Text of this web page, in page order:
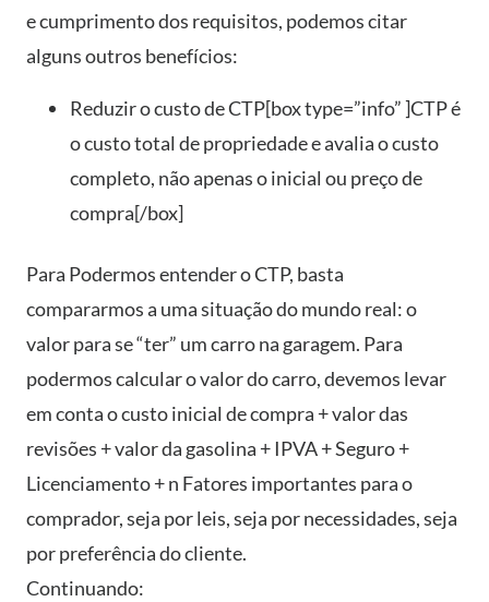
e cumprimento dos requisitos, podemos citar
alguns outros benefícios:
Reduzir o custo de CTP[box type=”info” ]CTP é
o custo total de propriedade e avalia o custo
completo, não apenas o inicial ou preço de
compra[/box]
Para Podermos entender o CTP, basta
compararmos a uma situação do mundo real: o
valor para se “ter” um carro na garagem. Para
podermos calcular o valor do carro, devemos levar
em conta o custo inicial de compra + valor das
revisões + valor da gasolina + IPVA + Seguro +
Licenciamento + n Fatores importantes para o
comprador, seja por leis, seja por necessidades, seja
por preferência do cliente.
Continuando: